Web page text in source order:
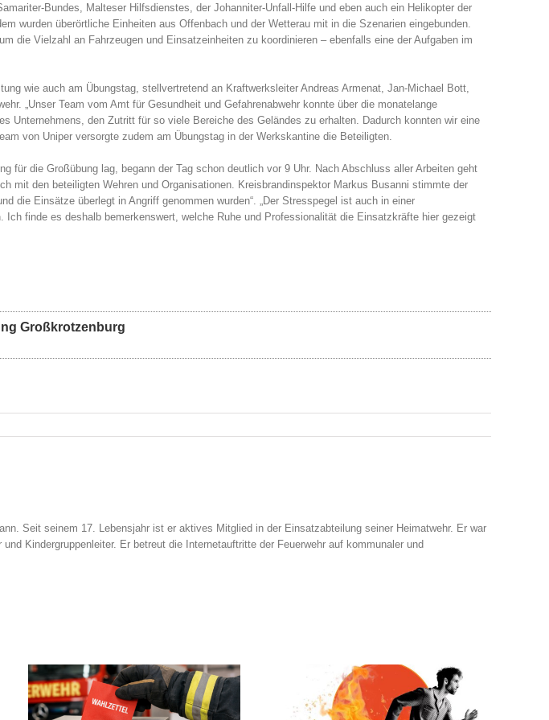
Bundes, Malteser Hilfsdienstes, der Johanniter-Unfall-Hilfe und eben auch ein Helikopter der
wurden überörtliche Einheiten aus Offenbach und der Wetterau mit in die Szenarien eingebunden.
die Vielzahl an Fahrzeugen und Einsatzeinheiten zu koordinieren – ebenfalls eine der Aufgaben im
wie auch am Übungstag, stellvertretend an Kraftwerksleiter Andreas Armenat, Jan-Michael Bott,
„Unser Team vom Amt für Gesundheit und Gefahrenabwehr konnte über die monatelange
Unternehmens, den Zutritt für so viele Bereiche des Geländes zu erhalten. Dadurch konnten wir eine
von Uniper versorgte zudem am Übungstag in der Werkskantine die Beteiligten.
für die Großübung lag, begann der Tag schon deutlich vor 9 Uhr. Nach Abschluss aller Arbeiten geht
mit den beteiligten Wehren und Organisationen. Kreisbrandinspektor Markus Busanni stimmte der
die Einsätze überlegt in Angriff genommen wurden“. „Der Stresspegel ist auch in einer
finde es deshalb bemerkenswert, welche Ruhe und Professionalität die Einsatzkräfte hier gezeigt
Großkrotzenburg
Seit seinem 17. Lebensjahr ist er aktives Mitglied in der Einsatzabteilung seiner Heimatwehr. Er war
Kindergruppenleiter. Er betreut die Internetauftritte der Feuerwehr auf kommunaler und